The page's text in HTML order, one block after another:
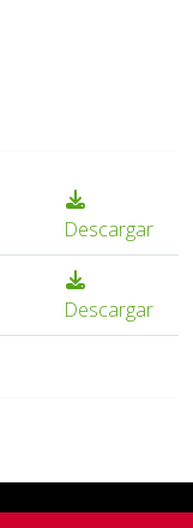
Descargar
Descargar